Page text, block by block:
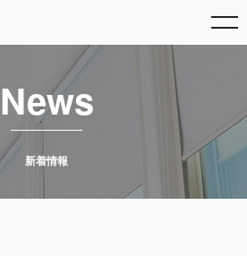
News
新着情報